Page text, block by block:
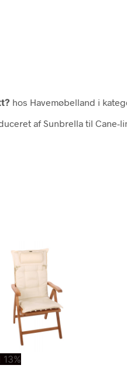
hos Havemøbelland i
af Sunbrella til